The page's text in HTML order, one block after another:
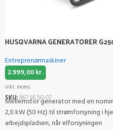
HUSQVARNA GENERATORER
Entreprenørmaskiner
2.999,00kr.
inkl. moms
SKU:967 66 50-07
Mellemstor generator med en
2,0 kW (50 Hz) til strømforsyning i
arbejdspladsen, når elforsyningen